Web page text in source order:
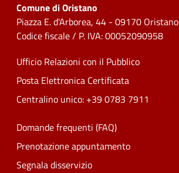
Comune di Oristano
Piazza E. d'Arborea, 44 - 09170 Oristano
Codice fiscale / P. IVA: 00052090958
Ufficio Relazioni con il Pubblico
Posta Elettronica Certificata
Centralino unico: +39 0783 7911
Domande frequenti (FAQ)
Prenotazione appuntamento
Segnala disservizio